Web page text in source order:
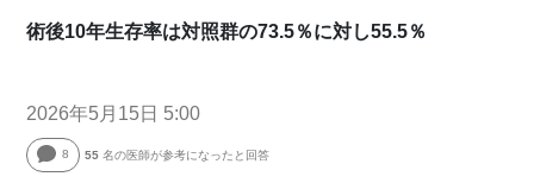
術後10年生存率は対照群の73.5％に対し55.5％
2026年5月15日 5:00
8 55 名の医師が参考になったと回答